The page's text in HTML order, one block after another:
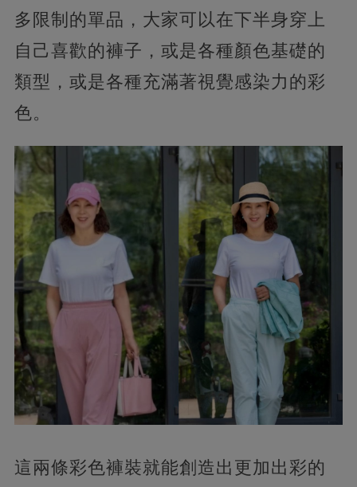
多限制的單品，大家可以在下半身穿上
自己喜歡的褲子，或是各種顏色基礎的
類型，或是各種充滿著視覺感染力的彩
色。
這兩條彩色褲裝就能創造出更加出彩的